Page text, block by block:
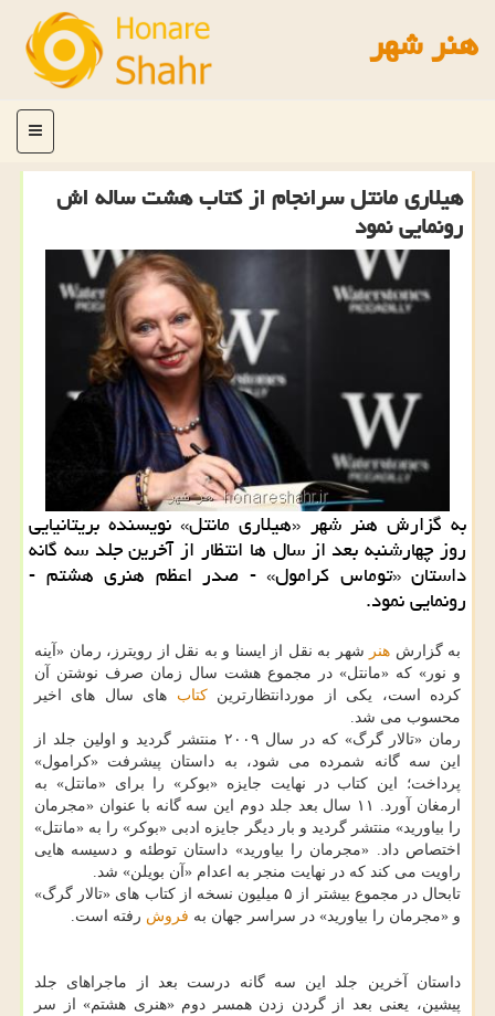
هنر شهر
منو
هیلاری مانتل سرانجام از كتاب هشت ساله اش
رونمایی نمود
به گزارش هنر شهر «هیلاری مانتل» نویسنده بریتانیایی
روز چهارشنبه بعد از سال ها انتظار از آخرین جلد سه گانه
داستان «توماس كرامول» - صدر اعظم هنری هشتم -
رونمایی نمود.
به گزارش هنر شهر به نقل از ایسنا و به نقل از رویترز، رمان «آینه
و نور» كه «مانتل» در مجموع هشت سال زمان صرف نوشتن آن
كرده است، یكی از موردانتظارترینكتاب های سال های اخیر
محسوب می شد.
رمان «تالار گرگ» كه در سال ۲۰۰۹ منتشر گردید و اولین جلد از
این سه گانه شمرده می شود، به داستان پیشرفت «كرامول»
پرداخت؛ این كتاب در نهایت جایزه «بوكر» را برای «مانتل» به
ارمغان آورد. ۱۱ سال بعد جلد دوم این سه گانه با عنوان «مجرمان
را بیاورید» منتشر گردید و بار دیگر جایزه ادبی «بوكر» را به «مانتل»
اختصاص داد. «مجرمان را بیاورید» داستان توطئه و دسیسه هایی
راویت می كند كه در نهایت منجر به اعدام «آن بویلن» شد.
تابحال در مجموع بیشتر از ۵ میلیون نسخه از كتاب های «تالار گرگ»
و «مجرمان را بیاورید» در سراسر جهان به فروش رفته است.
داستان آخرین جلد این سه گانه درست بعد از ماجراهای جلد
پیشین، یعنی بعد از گردن زدن همسر دوم «هنری هشتم» از سر